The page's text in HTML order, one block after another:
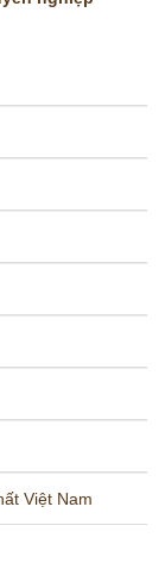
Việt Nam